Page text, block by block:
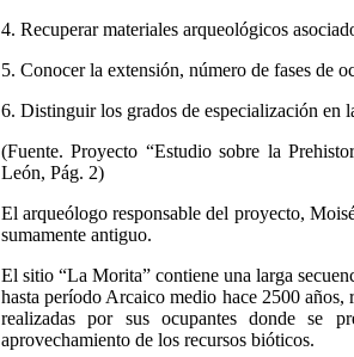
4. Recuperar materiales arqueológicos
5. Conocer la extensión, número de fases de
6. Distinguir los grados de especialización en
(Fuente. Proyecto “Estudio sobre la
León, Pág. 2)
El arqueólogo responsable del proyecto,
sumamente antiguo.
El sitio “La Morita” contiene una larga
hasta período Arcaico medio hace 2500 años,
realizadas por sus ocupantes donde se
aprovechamiento de los recursos bióticos.